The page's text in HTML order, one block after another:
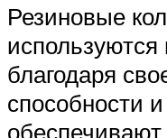
Резиновые
используются
благодаря
способности